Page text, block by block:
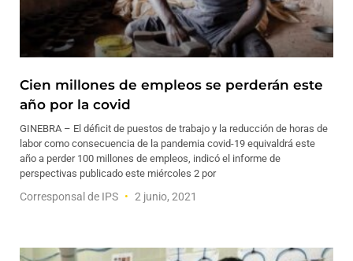
Cien millones de empleos se perderán este
año por la covid
GINEBRA – El déficit de puestos de trabajo y la reducción de horas de
labor como consecuencia de la pandemia covid-19 equivaldrá este
año a perder 100 millones de empleos, indicó el informe de
perspectivas publicado este miércoles 2 por
Corresponsal de IPS 2 junio, 2021